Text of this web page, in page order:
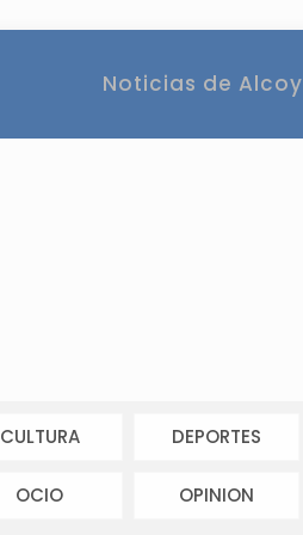
Noticias de Alcoy
CULTURA DEPORTES
OCIO OPINION